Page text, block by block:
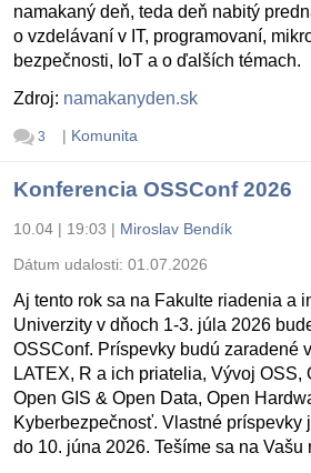
namakaný deň, teda deň nabitý
o vzdelávaní v IT, programovaní,
bezpečnosti, IoT a o ďalších témach.
Zdroj: namakanyden.sk
3 | Komunita
Konferencia OSSConf 2026
10.04 | 19:03 | Miroslav Bendík
Dátum udalosti: 01.07.2026
Aj tento rok sa na Fakulte riadenia a
Univerzity v dňoch 1-3. júla 2026
OSSConf. Príspevky budú zaradené
LATEX, R a ich priatelia, Vývoj OSS,
Open GIS & Open Data, Open
Kyberbezpečnosť. Vlastné príspevky
do 10. júna 2026. Tešíme sa na Vašu